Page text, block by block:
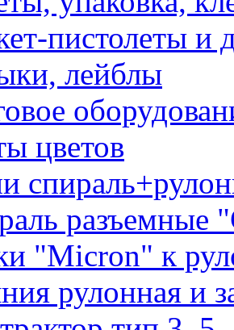
пистолеты и
лейблы
цветов
разъемные
"Micron" к
рулонная и